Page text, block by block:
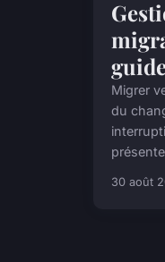
Migrer
du
30 août